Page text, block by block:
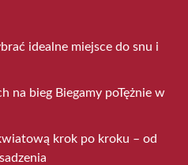
idealne miejsce do snu i
na bieg Biegamy poTężnie w
krok po kroku – od